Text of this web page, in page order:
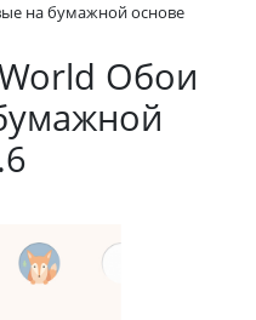
на бумажной основе
Обои